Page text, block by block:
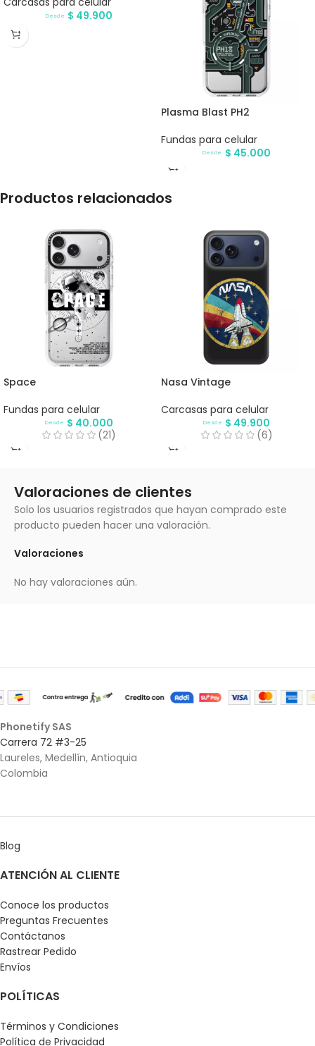
Desde $ 49.900
Plasma Blast PH2
Fundas para celular
Desde $ 45.000
Productos relacionados
Space
Fundas para celular
Desde $ 40.000
(21)
Nasa Vintage
Carcasas para celular
Desde $ 49.900
(6)
Valoraciones de clientes
Valoraciones
No hay valoraciones aún.
Solo los usuarios registrados que hayan comprado este
producto pueden hacer una valoración.
Phonetify SAS
Carrera 72 #3-25
Laureles, Medellín, Antioquia
Colombia
Blog
ATENCIÓN AL CLIENTE
Conoce los productos
Preguntas Frecuentes
Contáctanos
Rastrear Pedido
Envíos
POLÍTICAS
Términos y Condiciones
Política de Privacidad